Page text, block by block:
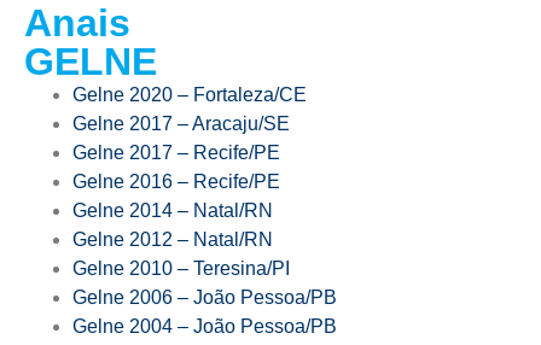
Anais
GELNE
Gelne 2020 – Fortaleza/CE
Gelne 2017 – Aracaju/SE
Gelne 2017 – Recife/PE
Gelne 2016 – Recife/PE
Gelne 2014 – Natal/RN
Gelne 2012 – Natal/RN
Gelne 2010 – Teresina/PI
Gelne 2006 – João Pessoa/PB
Gelne 2004 – João Pessoa/PB